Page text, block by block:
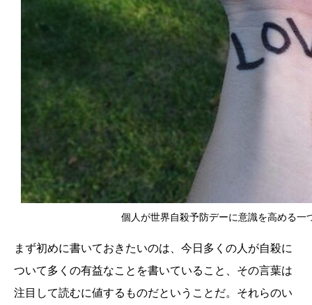
個人が世界自殺予防デーに意識を高める
まず初めに書いておきたいのは、今日多くの人が自殺に
ついて多くの有益なことを書いていること、その言葉は
注目して読むに値するものだということだ。それらのい